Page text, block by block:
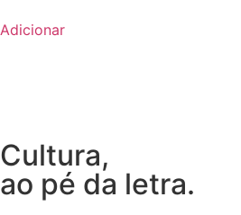
Adicionar
Cultura,
ao pé da letra.